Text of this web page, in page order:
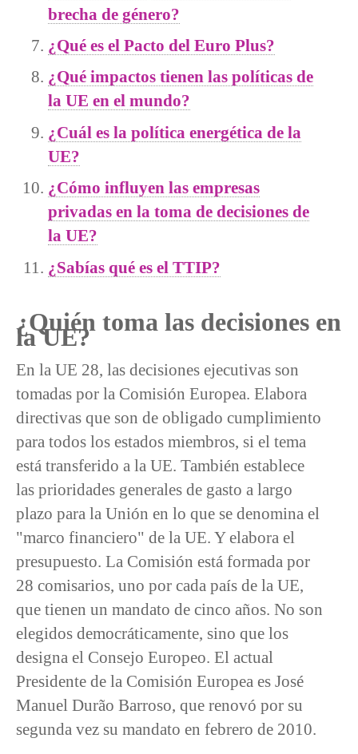
brecha de género?
¿Qué es el Pacto del Euro Plus?
¿Qué impactos tienen las políticas de
la UE en el mundo?
¿Cuál es la política energética de la
UE?
¿Cómo influyen las empresas
privadas en la toma de decisiones de
la UE?
¿Sabías qué es el TTIP?
¿Quién toma las decisiones en
la UE?
En la UE 28, las decisiones ejecutivas son
tomadas por la Comisión Europea. Elabora
directivas que son de obligado cumplimiento
para todos los estados miembros, si el tema
está transferido a la UE. También establece
las prioridades generales de gasto a largo
plazo para la Unión en lo que se denomina el
"marco financiero" de la UE. Y elabora el
presupuesto. La Comisión está formada por
28 comisarios, uno por cada país de la UE,
que tienen un mandato de cinco años. No son
elegidos democráticamente, sino que los
designa el Consejo Europeo. El actual
Presidente de la Comisión Europea es José
Manuel Durão Barroso, que renovó por su
segunda vez su mandato en febrero de 2010.